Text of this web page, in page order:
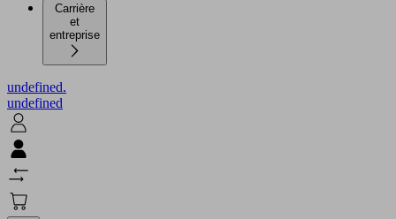
Carrière
et
entreprise
undefined.
undefined